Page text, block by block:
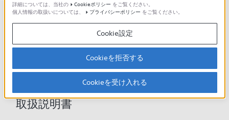
ダウンロード
現在、本ページで提供されているアップデート情報はありませ
取扱説明書
詳細については、当社の
Cookieポリシー をご覧ください。
個人情報の取扱いについては、
プライバシーポリシー をご覧ください。
Cookie設定
Cookieを拒否する
Cookieを受け入れる